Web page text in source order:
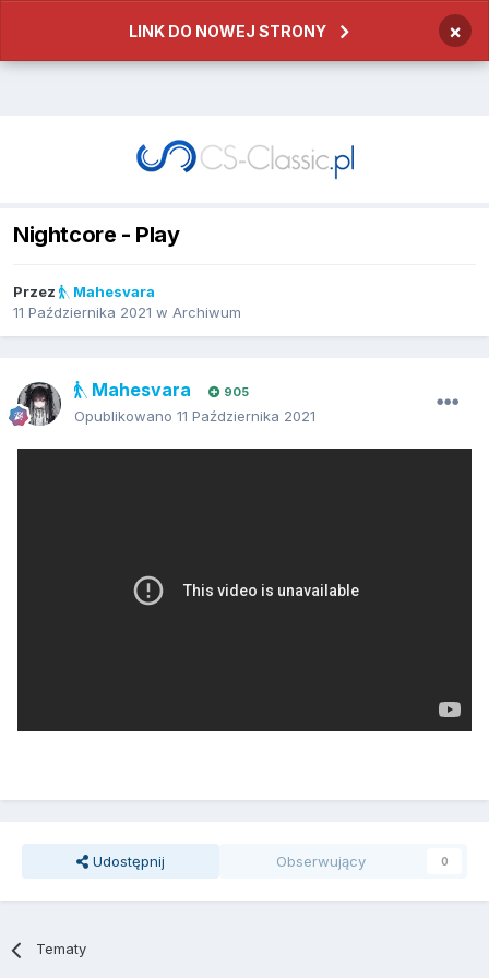
LINK DO NOWEJ STRONY ×
Nightcore - Play
Przez
Mahesvara
11 Października 2021 w Archiwum
Mahesvara 905
Opublikowano 11 Października 2021
Udostępnij Obserwujący 0
Tematy